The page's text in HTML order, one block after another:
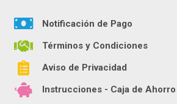
Notificación de Pago
Términos y Condiciones
Aviso de Privacidad
Instrucciones - Caja de Ahorro